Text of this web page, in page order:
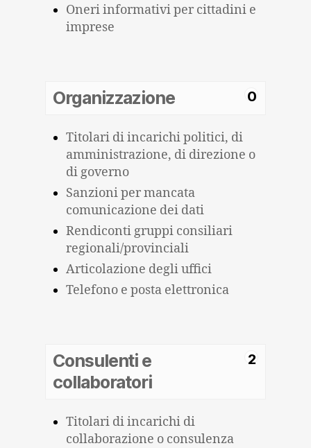
Oneri informativi per cittadini e
imprese
0
Organizzazione
Titolari di incarichi politici, di
amministrazione, di direzione o
di governo
Sanzioni per mancata
comunicazione dei dati
Rendiconti gruppi consiliari
regionali/provinciali
Articolazione degli uffici
Telefono e posta elettronica
2
Consulenti e
collaboratori
Titolari di incarichi di
collaborazione o consulenza